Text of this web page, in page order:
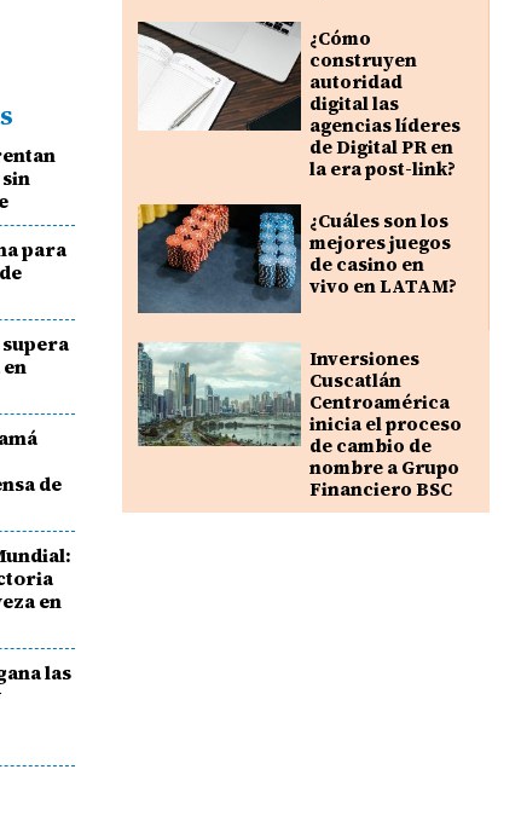
para
de
en
las
¿Cómo
construyen
autoridad
digital las
agencias líderes
de Digital PR en
la era post-link?
¿Cuáles son los
mejores juegos
de casino en
vivo en LATAM?
Inversiones
Cuscatlán
Centroamérica
inicia el proceso
de cambio de
nombre a Grupo
Financiero BSC